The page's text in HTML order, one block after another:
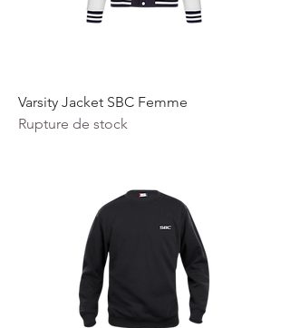
Varsity Jacket SBC Femme
Rupture de stock